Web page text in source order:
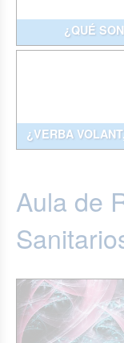
¿QUÉ
¿VERBA
Aula de